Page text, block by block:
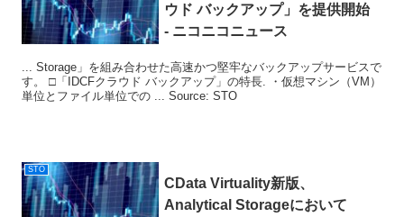
ウド バックアップ」を提供開始
- ニコニコニュース
... Storage」を組み合わせた高速かつ堅牢なバックアップサービスで
す。 □「IDCFクラウド バックアップ」の特長. ・仮想マシン（VM）
単位とファイル単位での ... Source: STO
STO
CData Virtuality新版、
Analytical Storageにおいて